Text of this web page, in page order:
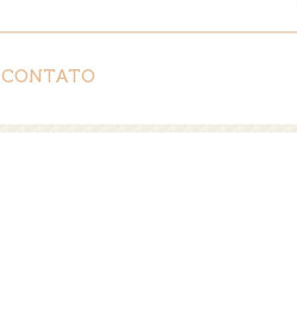
CONTATO